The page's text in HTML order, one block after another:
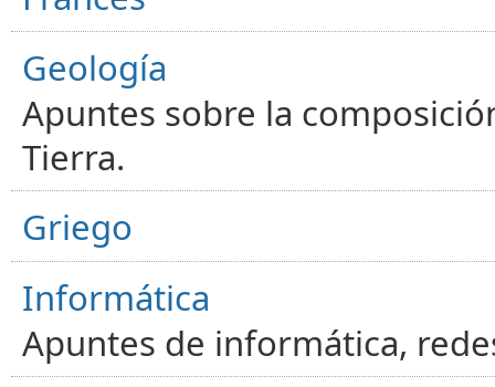
Geología
Apuntes sobre la
Tierra.
Griego
Informática
Apuntes de informática,